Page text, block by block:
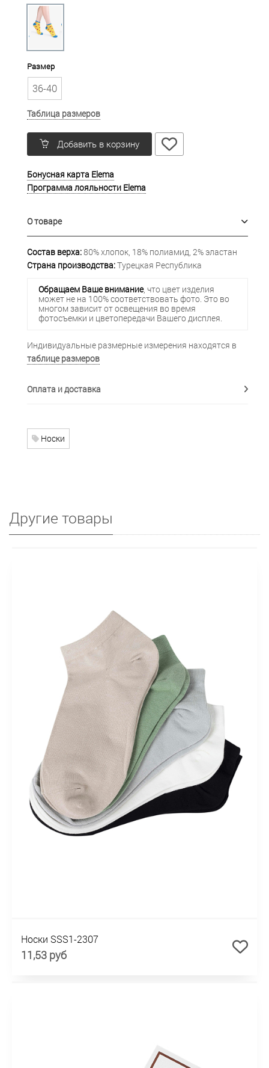
Размер
36-40
Таблица размеров
Добавить в корзину
Бонусная карта Elema
Программа лояльности Elema
О товаре
Состав верха:80% хлопок, 18% полиамид, 2% эластан
Страна производства:Турецкая Республика
Обращаем Ваше внимание, что цвет изделия
может не на 100% соответствовать фото. Это во
многом зависит от освещения во время
фотосъемки и цветопередачи Вашего дисплея.
Индивидуальные размерные измерения находятся в
таблице размеров
Оплата и доставка
Носки
Другие товары
Носки SSS1-2307
11,53 руб